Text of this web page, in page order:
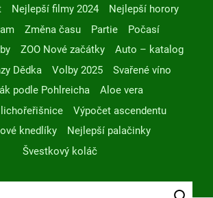
Nejlepší filmy 2024
Nejlepší horory
Změna času Partie
Počasí
ZOO Nové začátky
Auto – katalog
Dědka
Volby 2025
Svařené víno
podle Pohlreicha
Aloe vera
Výpočet ascendentu
knedlíky
Nejlepší palačinky
Švestkový koláč